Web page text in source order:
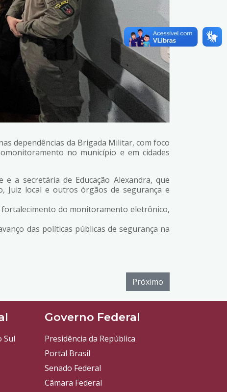
dependências da Brigada Militar, com foco
no município e em cidades
a secretária de Educação Alexandra, que
Juiz local e outros órgãos de segurança e
do monitoramento eletrônico,
das políticas públicas de segurança na
Próximo
Sul
Governo Federal
Presidência da República
Portal Brasil
Senado Federal
Câmara Federal